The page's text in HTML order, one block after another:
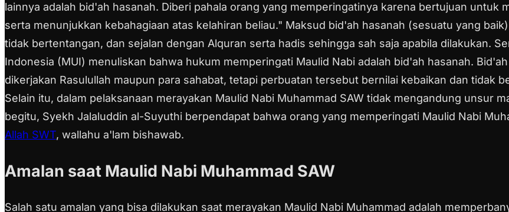
lainnya adalah bid'ah hasanah. Diberi pahala orang yang memperingatinya karena bertujuan untuk
serta menunjukkan kebahagiaan atas kelahiran beliau." Maksud bid'ah hasanah (sesuatu yang
tidak bertentangan, dan sejalan dengan Alquran serta hadis sehingga sah saja apabila dilakukan.
Indonesia (MUI) menuliskan bahwa hukum memperingati Maulid Nabi adalah bid'ah hasanah.
dikerjakan Rasulullah maupun para sahabat, tetapi perbuatan tersebut bernilai kebaikan dan tidak
Selain itu, dalam pelaksanaan merayakan Maulid Nabi Muhammad SAW tidak mengandung unsur
begitu, Syekh Jalaluddin al-Suyuthi berpendapat bahwa orang yang memperingati Maulid Nabi
Allah SWT, wallahu a'lam bishawab.
Amalan saat Maulid Nabi Muhammad SAW
Salah satu amalan yang bisa dilakukan saat merayakan Maulid Nabi Muhammad adalah